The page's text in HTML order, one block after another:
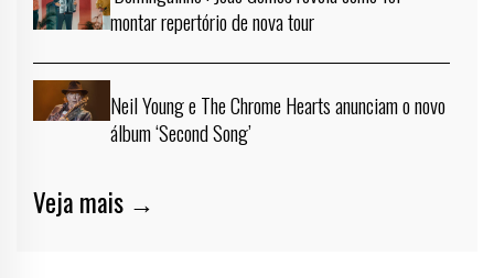
montar repertório de nova tour
Neil Young e The Chrome Hearts anunciam o novo
álbum ‘Second Song’
Veja mais →